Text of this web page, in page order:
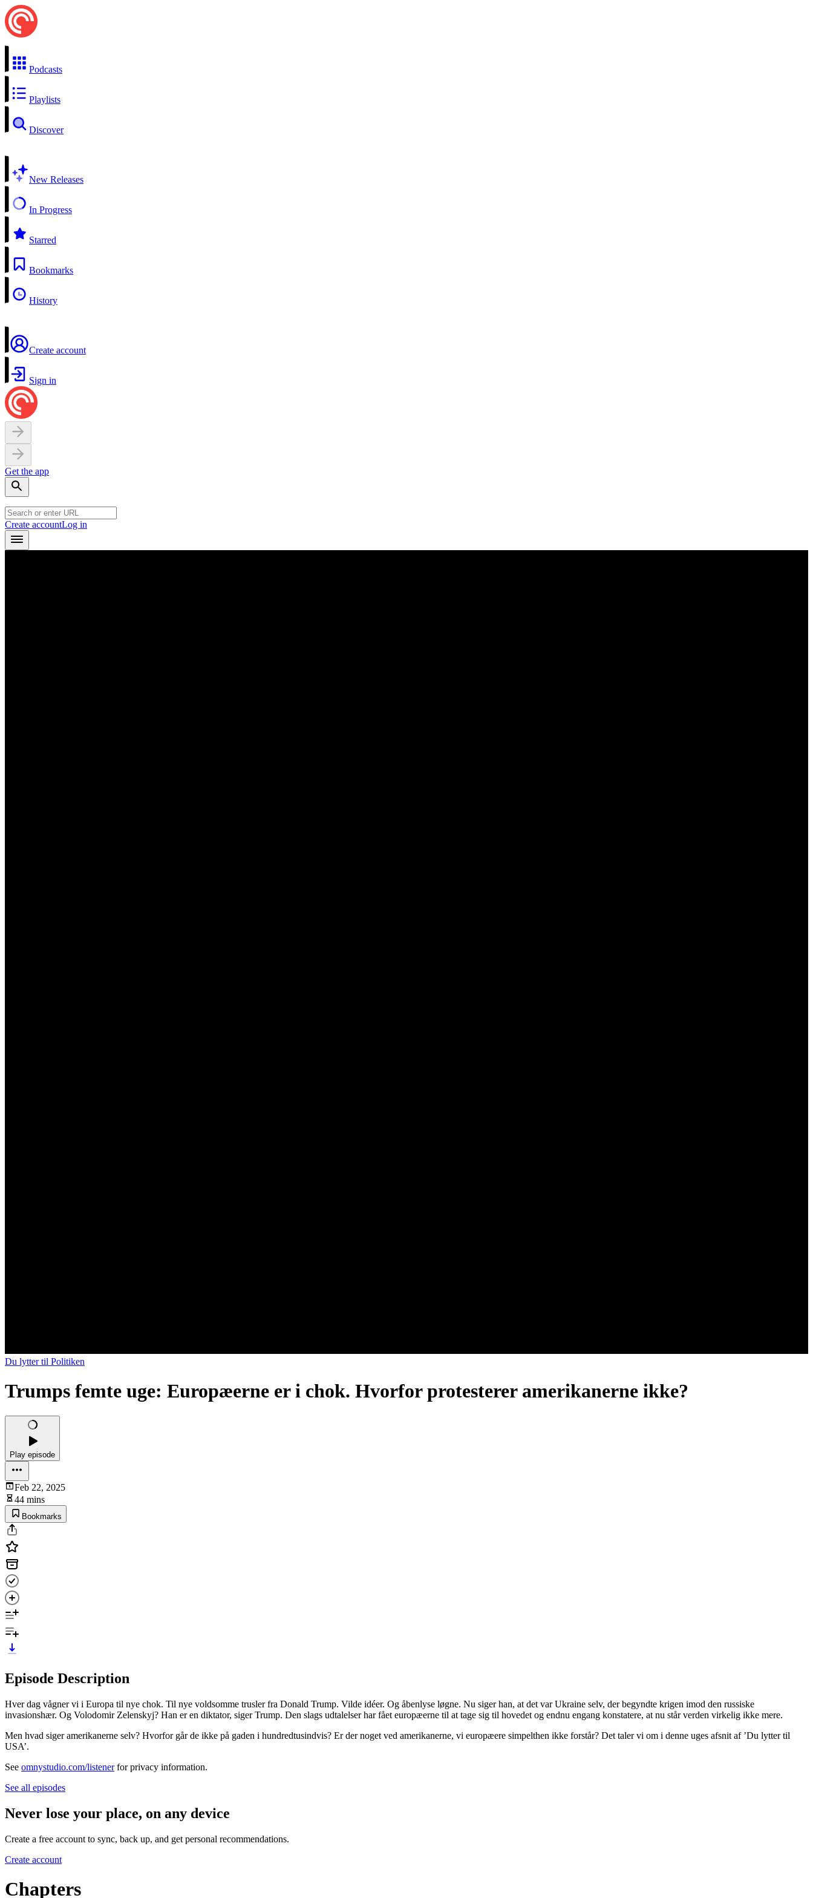
Podcasts
Playlists
Discover
New Releases
In Progress
Starred
Bookmarks
History
Create account
Sign in
Get the app
Create accountLog in
Du lytter til Politiken
Trumps femte uge: Europæerne er i chok. Hvorfor protesterer amerikanerne ikke?
Play episode
Feb 22, 2025
44 mins
Bookmarks
Episode Description
Hver dag vågner vi i Europa til nye chok. Til nye voldsomme trusler fra Donald Trump. Vilde idéer. Og åbenlyse løgne. Nu siger han, at det var Ukraine selv, der begyndte krigen imod den russiske
invasionshær. Og Volodomir Zelenskyj? Han er en diktator, siger Trump. Den slags udtalelser har fået europæerne til at tage sig til hovedet og endnu engang konstatere, at nu står verden virkelig ikke mere.
Men hvad siger amerikanerne selv? Hvorfor går de ikke på gaden i hundredtusindvis? Er der noget ved amerikanerne, vi europæere simpelthen ikke forstår? Det taler vi om i denne uges afsnit af ’Du lytter til
USA’.
See omnystudio.com/listenerfor privacy information.
See all episodes
Never lose your place, on any device
Create a free account to sync, back up, and get personal recommendations.
Create account
Chapters